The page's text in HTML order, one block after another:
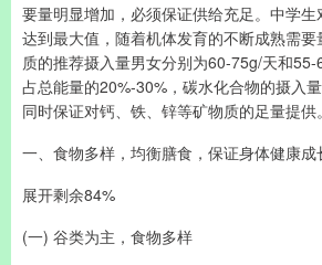
要量明显增加，必须保证供给充足。中学
达到最大值，随着机体发育的不断成熟需
质的推荐摄入量男女分别为60-75g/天和
占总能量的20%-30%，碳水化合物的摄入
同时保证对钙、铁、锌等矿物质的足量提供。
一、食物多样，均衡膳食，保证身体健康成
展开剩余84%
(一) 谷类为主，食物多样